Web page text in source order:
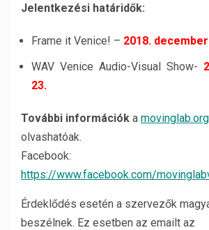
Jelentkezési határidők:
Frame it Venice! – 2018.
WAV Venice Audio-Visual Show-
23.
További információk a movinglab.org
olvashatóak.
Facebook:
https://www.facebook.com/
Érdeklődés esetén a szervezők
beszélnek. Ez esetben az emailt az